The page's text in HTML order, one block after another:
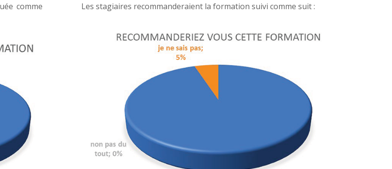
comme
Les stagiaires recommanderaient la formation suivi comme suit :